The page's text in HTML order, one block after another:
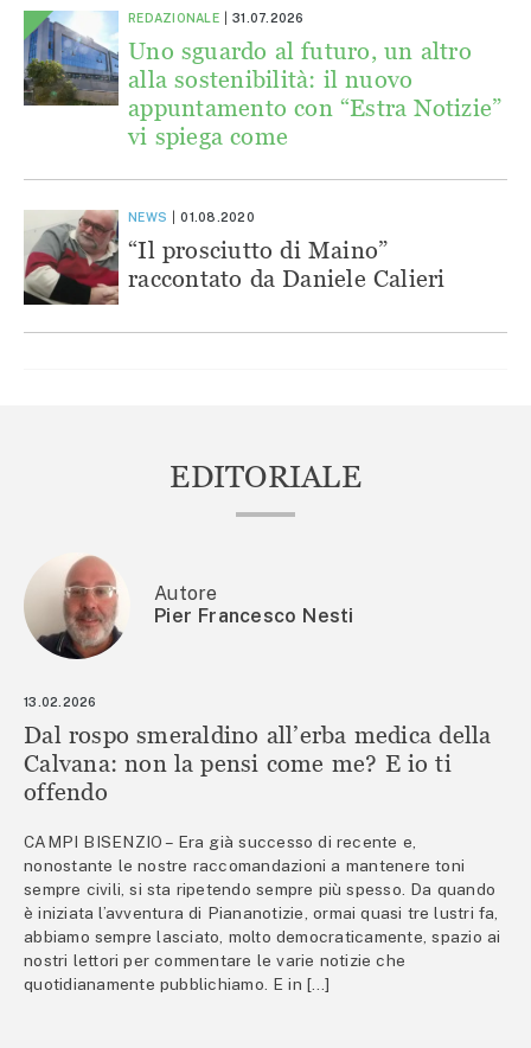
REDAZIONALE 31.07.2026
Uno sguardo al futuro, un altro
alla sostenibilità: il nuovo
appuntamento con “Estra Notizie”
vi spiega come
NEWS 01.08.2020
“Il prosciutto di Maino”
raccontato da Daniele Calieri
EDITORIALE
Autore
Pier Francesco Nesti
13.02.2026
Dal rospo smeraldino all’erba medica della
Calvana: non la pensi come me? E io ti
offendo
CAMPI BISENZIO – Era già successo di recente e,
nonostante le nostre raccomandazioni a mantenere toni
sempre civili, si sta ripetendo sempre più spesso. Da quando
è iniziata l’avventura di Piananotizie, ormai quasi tre lustri fa,
abbiamo sempre lasciato, molto democraticamente, spazio ai
nostri lettori per commentare le varie notizie che
quotidianamente pubblichiamo. E in […]